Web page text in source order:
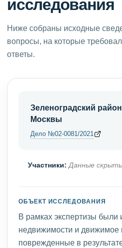
исследования
Ниже собраны исходные
вопросы, на которые
ответы.
Зеленоградский
Москвы
Дело №02-0081/2021
Участники: Данные
ОБЪЕКТ ИССЛЕДОВАНИЯ
В рамках экспертизы были
недвижимости и движимое
поврежденные в